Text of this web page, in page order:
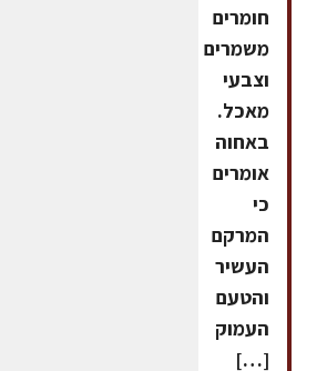
חומרים
משמרים
וצבעי
מאכל.
באחוה
אומרים
כי
המרקם
העשיר
והטעם
העמוק
[…]